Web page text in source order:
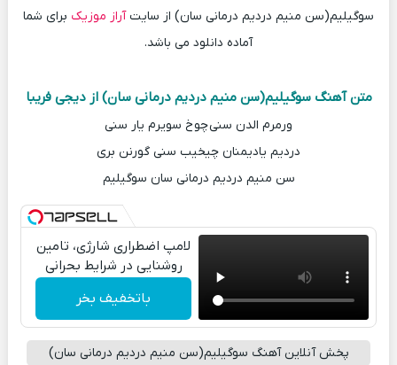
سوگیلیم(سن منیم دردیم درمانی سان) از سایتآراز موزیک برای شما
آماده دانلود می باشد.
متن آهنگ سوگیلیم(سن منیم دردیم درمانی سان) از دیجی فریبا
ورمرم الدن سنی چوخ سویرم یار سنی
دردیم یادیمنان چیخیب سنی گورنن بری
سن منیم دردیم درمانی سان سوگیلیم
لامپ اضطراری شارژی، تامین
روشنایی در شرایط بحرانی
باتخفیف بخر
پخش آنلاین آهنگ سوگیلیم(سن منیم دردیم درمانی سان)